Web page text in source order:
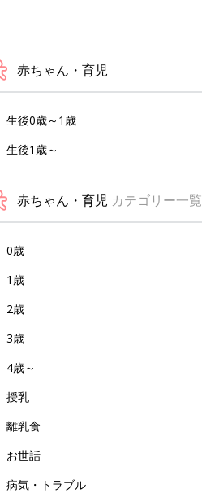
赤ちゃん・育児
生後0歳～1歳
生後1歳～
赤ちゃん・育児 カテゴリー一覧
0歳
1歳
2歳
3歳
4歳～
授乳
離乳食
お世話
病気・トラブル